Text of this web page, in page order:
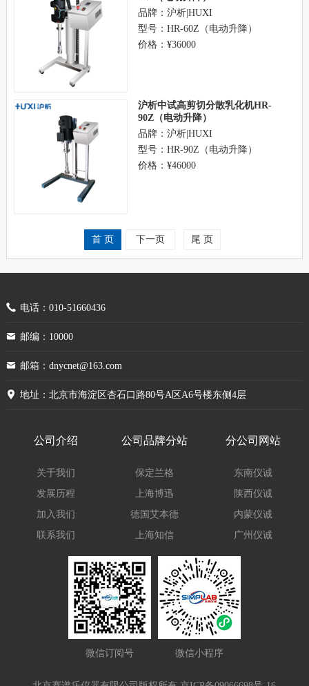
品牌：沪析|HUXI
型号：HR-60Z（电动升降）
价格：¥36000
沪析中试高剪切分散乳化机HR-
90Z（电动升降）
品牌：沪析|HUXI
型号：HR-90Z（电动升降）
价格：¥46000
首 页 下一页 尾 页
电话：010-51660436
邮编：10000
邮箱：dnycnet@163.com
地址：北京市海淀区杏石口路80号A区A6号楼东侧4层
公司介绍
关于我们
发展历程
加入我们
联系我们
公司品牌分站
保定兰格
上海博迅
德国艾本德
上海知信
分公司网站
东南仪诚
陕西仪诚
内蒙仪诚
广州仪诚
微信订阅号 微信小程序